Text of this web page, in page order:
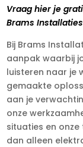
Vraag hier je
Brams
Bij Brams
aanpak waarbij
luisteren naar je
gemaakte
aan je
onze
situaties en
dan alleen